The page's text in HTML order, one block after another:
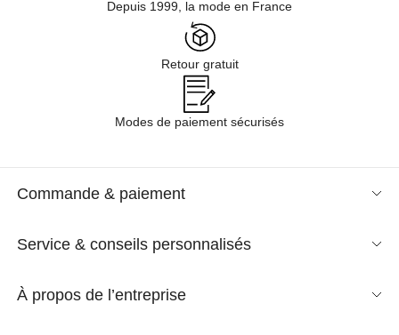
Depuis 1999, la mode en France
Retour gratuit
Modes de paiement sécurisés
Commande & paiement
Service & conseils personnalisés
À propos de l’entreprise